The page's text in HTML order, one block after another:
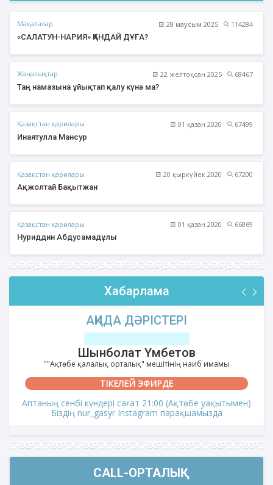
Мақалалар 28 маусым 2025
114284
«САЛАТУН-НАРИЯ» ҚАНДАЙ ДҰҒА?
Жаңалықтар 22 желтоқсан 2025
68467
Таң намазына ұйықтап қалу күнә ма?
Қазақстан қарилары 01 қазан 2020
67499
Инаятулла Мансур
Қазақстан қарилары 20 қыркүйек 2020
67200
Ақжолтай Бақытжан
Қазақстан қарилары 01 қазан 2020
66869
Нуриддин Абдусамадұлы
Хабарлама
АҚИДА ДӘРІСТЕРІ
Шынболат Үмбетов
""Ақтөбе қалалық орталық" мешітінің наиб имамы
ТІКЕЛЕЙ ЭФИРДЕ
Аптаның сенбі күндері сағат 21:00 (Ақтөбе уақытымен)
Біздің nur_gasyr Instagram парақшамызда
CALL-ОРТАЛЫҚ